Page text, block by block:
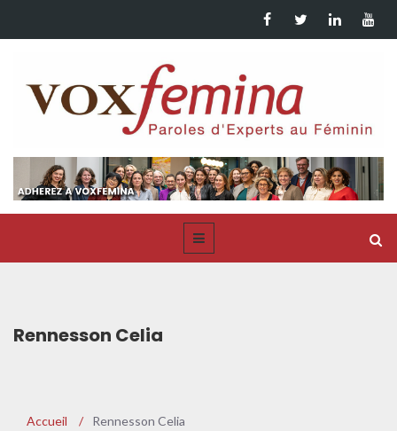
Rennesson Celia
Accueil / Rennesson Celia